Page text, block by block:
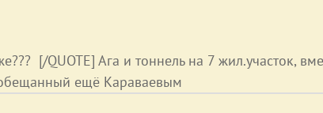
[/QUOTE] Ага и тоннель на 7 жил.участок,
ещё Караваевым